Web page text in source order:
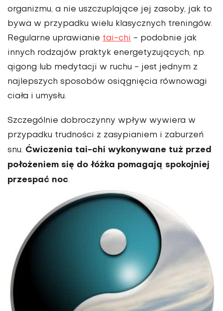
organizmu, a nie uszczuplające jej zasoby, jak to
bywa w przypadku wielu klasycznych treningów.
Regularne uprawianie tai-chi - podobnie jak
innych rodzajów praktyk energetyzujących, np.
qigong lub medytacji w ruchu - jest jednym z
najlepszych sposobów osiągnięcia równowagi
ciała i umysłu.
Szczególnie dobroczynny wpływ wywiera w
przypadku trudności z zasypianiem i zaburzeń
snu. Ćwiczenia tai-chi wykonywane tuż przed
położeniem się do łóżka pomagają spokojniej
przespać noc.